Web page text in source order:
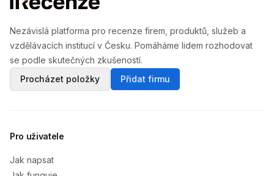
Nezávislá platforma pro recenze firem, produktů, služeb a
vzdělávacích institucí v Česku. Pomáháme lidem rozhodovat
se podle skutečných zkušeností.
Procházet položky
Přidat firmu
Pro uživatele
Jak napsat